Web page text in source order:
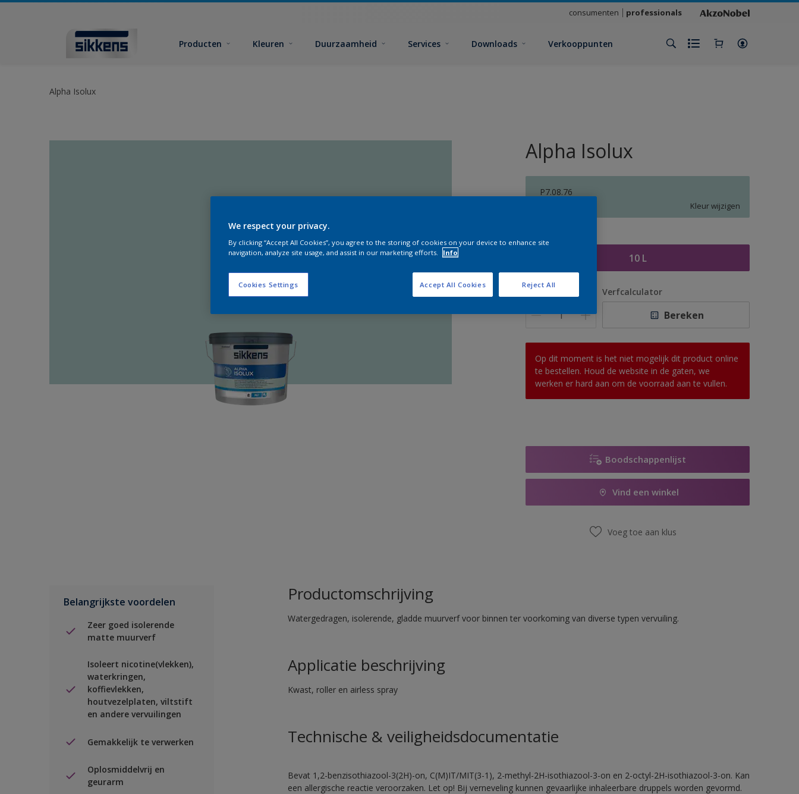
consumenten professionals
Producten Kleuren Duurzaamheid Services Downloads Verkooppunten
Alpha Isolux
Alpha Isolux
P7.08.76
Kleur wijzigen
Grootte
10 L
Aantal Verfcalculator
Bereken
Op dit moment is het niet mogelijk dit product online
te bestellen. Houd de website in de gaten, we
werken er hard aan om de voorraad aan te vullen.
Boodschappenlijst
Vind een winkel
Voeg toe aan klus
Belangrijkste voordelen
Zeer goed isolerende
matte muurverf
Isoleert nicotine(vlekken),
waterkringen,
koffievlekken,
houtvezelplaten, viltstift
en andere vervuilingen
Gemakkelijk te verwerken
Oplosmiddelvrij en
geurarm
Productomschrijving
Watergedragen, isolerende, gladde muurverf voor binnen ter voorkoming van diverse typen vervuiling.
Applicatie beschrijving
Kwast, roller en airless spray
Technische & veiligheidsdocumentatie
Bevat 1,2-benzisothiazool-3(2H)-on, C(M)IT/MIT(3-1), 2-methyl-2H-isothiazool-3-on en 2-octyl-2H-isothiazool-3-on. Kan
een allergische reactie veroorzaken. Let op! Bij verneveling kunnen gevaarlijke inhaleerbare druppels worden gevormd.
We respect your privacy.
By clicking “Accept All Cookies”, you agree to the storing of cookies on your device to enhance site
navigation, analyze site usage, and assist in our marketing efforts.
Info
Cookies Settings Reject All
Accept All Cookies